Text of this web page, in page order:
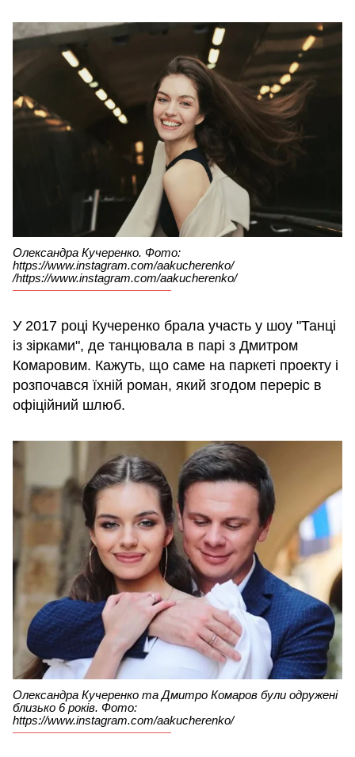
Олександра Кучеренко. Фото:
https://www.instagram.com/aakucherenko/
/https://www.instagram.com/aakucherenko/
У 2017 році Кучеренко брала участь у шоу "Танці
із зірками", де танцювала в парі з Дмитром
Комаровим. Кажуть, що саме на паркеті проекту і
розпочався їхній роман, який згодом переріс в
офіційний шлюб.
Олександра Кучеренко та Дмитро Комаров були одружені
близько 6 років. Фото:
https://www.instagram.com/aakucherenko/